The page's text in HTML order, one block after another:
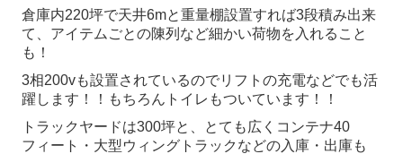
倉庫内220坪で天井6mと重量棚設置すれば3段積み出来
て、アイテムごとの陳列など細かい荷物を入れること
も！
3相200vも設置されているのでリフトの充電などでも活
躍します！！もちろんトイレもついています！！
トラックヤードは300坪と、とても広くコンテナ40
フィート・大型ウィングトラックなどの入庫・出庫も